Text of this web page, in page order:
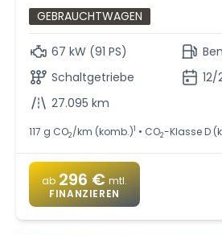
GEBRAUCHTWAGEN
67 kW (91 PS)
Schaltgetriebe
27.095 km
12/
117 g CO2/km (komb.)1 • CO2-Klasse D
ab 296 € mtl.
FINANZIEREN